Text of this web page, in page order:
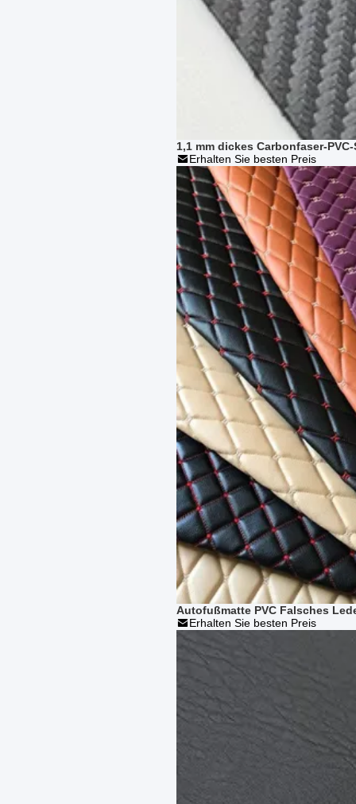
1,1 mm dickes Carbonfaser-
Erhalten Sie besten Preis
Autofußmatte PVC Falsches
Erhalten Sie besten Preis